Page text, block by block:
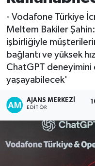
- Vodafone Türkiye
Meltem Bakiler
işbirliğiyle
bağlantı ve yüksek
ChatGPT deneyimini
yaşayabilecek'
AJANS MERKEZI
EDITÖR